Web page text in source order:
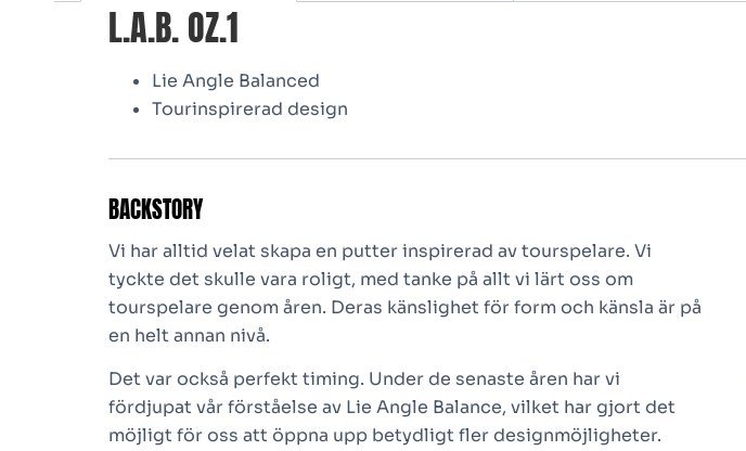
L.A.B. OZ.1
Lie Angle Balanced
Tourinspirerad design
BACKSTORY
Vi har alltid velat skapa en putter inspirerad av tourspelare. Vi
tyckte det skulle vara roligt, med tanke på allt vi lärt oss om
tourspelare genom åren. Deras känslighet för form och känsla är på
en helt annan nivå.
Det var också perfekt timing. Under de senaste åren har vi
fördjupat vår förståelse av Lie Angle Balance, vilket har gjort det
möjligt för oss att öppna upp betydligt fler designmöjligheter.